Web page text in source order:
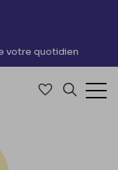
votre quotidien
Accéder à